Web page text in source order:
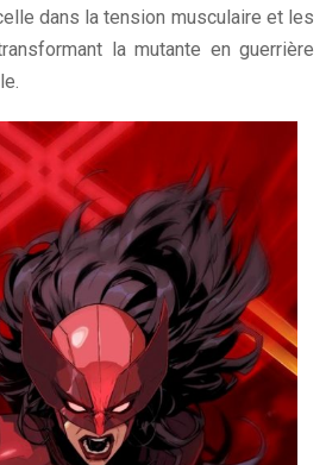
dans la tension musculaire et les
la mutante en guerrière